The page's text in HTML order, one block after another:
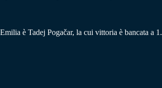
è Tadej Pogačar, la cui vittoria è bancata a